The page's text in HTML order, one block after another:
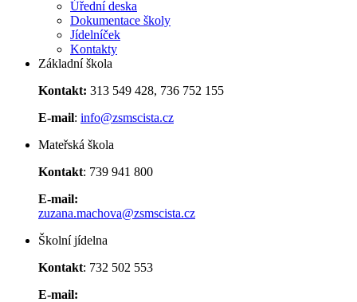
Úřední deska
Dokumentace školy
Jídelníček
Kontakty
Základní škola
Kontakt: 313 549 428, 736 752 155
E-mail: info@zsmscista.cz
Mateřská škola
Kontakt: 739 941 800
E-mail:
zuzana.machova@zsmscista.cz
Školní jídelna
Kontakt: 732 502 553
E-mail: